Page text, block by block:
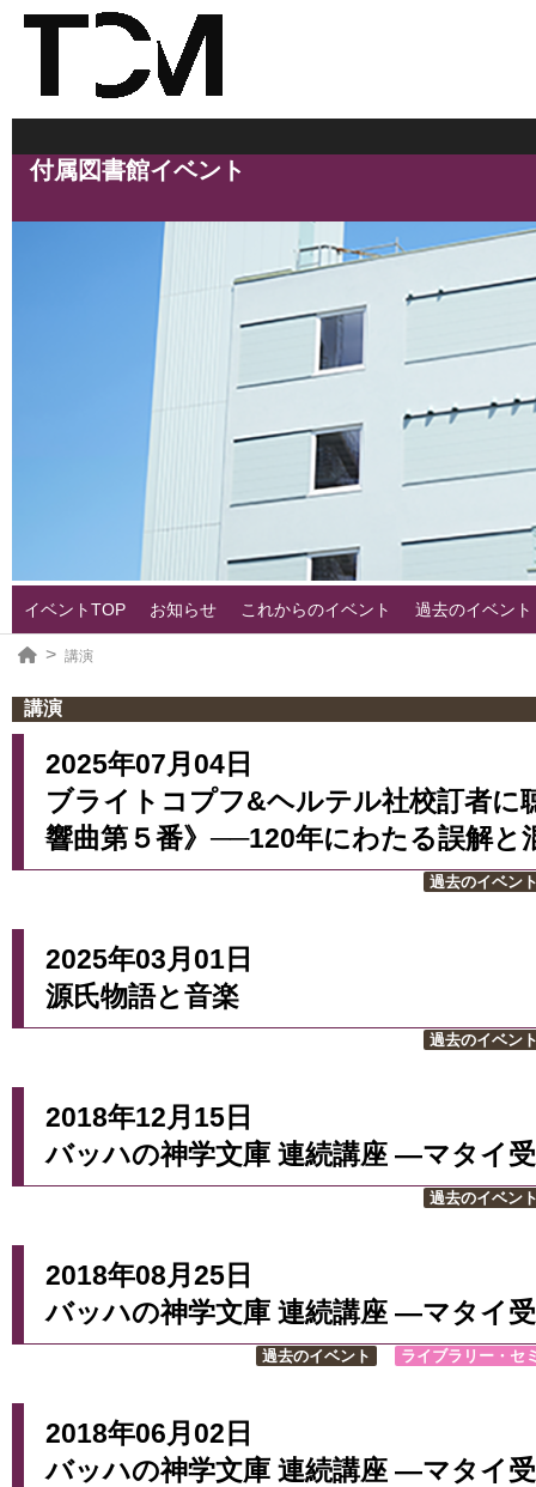
付属図書館イベント
イベントTOP お知らせ これからのイベント 過去のイベント
講演
講演
2025年07月04日
ブライトコプフ&ヘルテル社校訂者に
響曲第５番》──120年にわたる誤解と
過去のイベン
2025年03月01日
源氏物語と音楽
過去のイベン
2018年12月15日
バッハの神学文庫 連続講座 ―マタイ
過去のイベン
2018年08月25日
バッハの神学文庫 連続講座 ―マタイ
過去のイベント ライブラリー・セ
2018年06月02日
バッハの神学文庫 連続講座 ―マタイ